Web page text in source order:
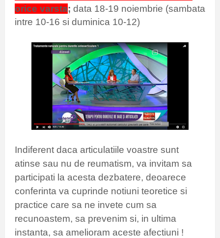
orice varsta; data 18-19 noiembrie (sambata
intre 10-16 si duminica 10-12)
Indiferent daca articulatiile voastre sunt
atinse sau nu de reumatism, va invitam sa
participati la acesta dezbatere, deoarece
conferinta va cuprinde notiuni teoretice si
practice care sa ne invete cum sa
recunoastem, sa prevenim si, in ultima
instanta, sa amelioram aceste afectiuni !